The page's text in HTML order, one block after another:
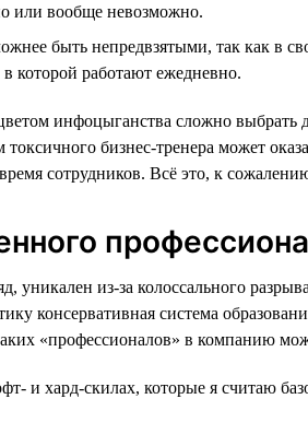
или вообще невозможно.
быть непредвзятыми, так как в
которой работают ежедневно.
инфоцыганства сложно
бизнес-тренера может
сотрудников. Всё это, к
уникален из-за колоссального
консервативная система
«профессионалов» в компанию
и хард-скилах, которые я считаю